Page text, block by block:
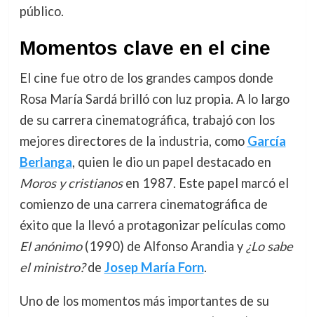
público.
Momentos clave en el cine
El cine fue otro de los grandes campos donde
Rosa María Sardá brilló con luz propia. A lo largo
de su carrera cinematográfica, trabajó con los
mejores directores de la industria, como García
Berlanga, quien le dio un papel destacado en
Moros y cristianosen 1987. Este papel marcó el
comienzo de una carrera cinematográfica de
éxito que la llevó a protagonizar películas como
El anónimo(1990) de Alfonso Arandia y ¿Lo sabe
el ministro?de Josep María Forn.
Uno de los momentos más importantes de su